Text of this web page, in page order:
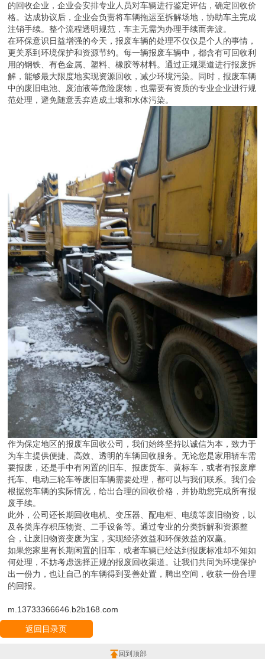
的回收企业，企业会安排专业人员对车辆进行鉴定评估，确定回收价
格。达成协议后，企业会负责将车辆拖运至拆解场地，协助车主完成
注销手续。整个流程透明规范，车主无需为办理手续而奔波。
在环保意识日益增强的今天，报废车辆的处理不仅仅是个人的事情，
更关系到环境保护和资源节约。每一辆报废车辆中，都含有可回收利
用的钢铁、有色金属、塑料、橡胶等材料。通过正规渠道进行报废拆
解，能够最大限度地实现资源回收，减少环境污染。同时，报废车辆
中的废旧电池、废油液等危险废物，也需要有资质的专业企业进行规
范处理，避免随意丢弃造成土壤和水体污染。
作为保定地区的报废车回收公司，我们始终坚持以诚信为本，致力于
为车主提供便捷、高效、透明的车辆回收服务。无论您是家用轿车需
要报废，还是手中有闲置的旧车、报废货车、黄标车，或者有报废摩
托车、电动三轮车等废旧车辆需要处理，都可以与我们联系。我们会
根据您车辆的实际情况，给出合理的回收价格，并协助您完成所有报
废手续。
此外，公司还长期回收电机、变压器、配电柜、电缆等废旧物资，以
及各类库存积压物资、二手设备等。通过专业的分类拆解和资源整
合，让废旧物资变废为宝，实现经济效益和环保效益的双赢。
如果您家里有长期闲置的旧车，或者车辆已经达到报废标准却不知如
何处理，不妨考虑选择正规的报废回收渠道。让我们共同为环境保护
出一份力，也让自己的车辆得到妥善处置，腾出空间，收获一份合理
的回报。
m.13733366646.b2b168.com
返回目录页
回到顶部